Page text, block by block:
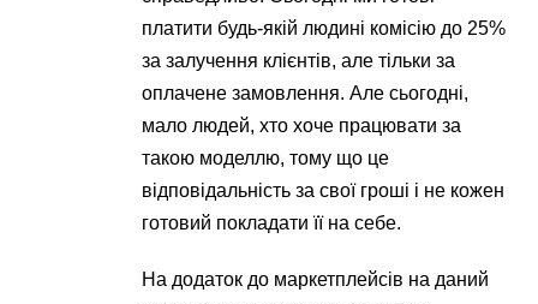
платити будь-якій людині комісію до 25%
за залучення клієнтів, але тільки за
оплачене замовлення. Але сьогодні,
мало людей, хто хоче працювати за
такою моделлю, тому що це
відповідальність за свої гроші і не кожен
готовий покладати її на себе.
На додаток до маркетплейсів на даний